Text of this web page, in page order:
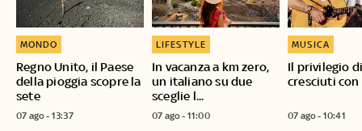
Regno Unito, il Paese
della pioggia scopre la
sete
MONDO
07 ago - 13:37
In vacanza a km zero,
un italiano su due
sceglie l...
LIFESTYLE
07 ago - 11:00
Il privilegio
cresciuti con
MUSICA
07 ago - 10:41